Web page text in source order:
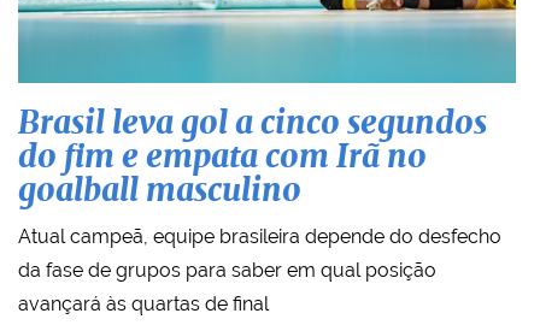
Brasil leva gol a cinco segundos
do fim e empata com Irã no
goalball masculino
Atual campeã, equipe brasileira depende do desfecho
da fase de grupos para saber em qual posição
avançará às quartas de final